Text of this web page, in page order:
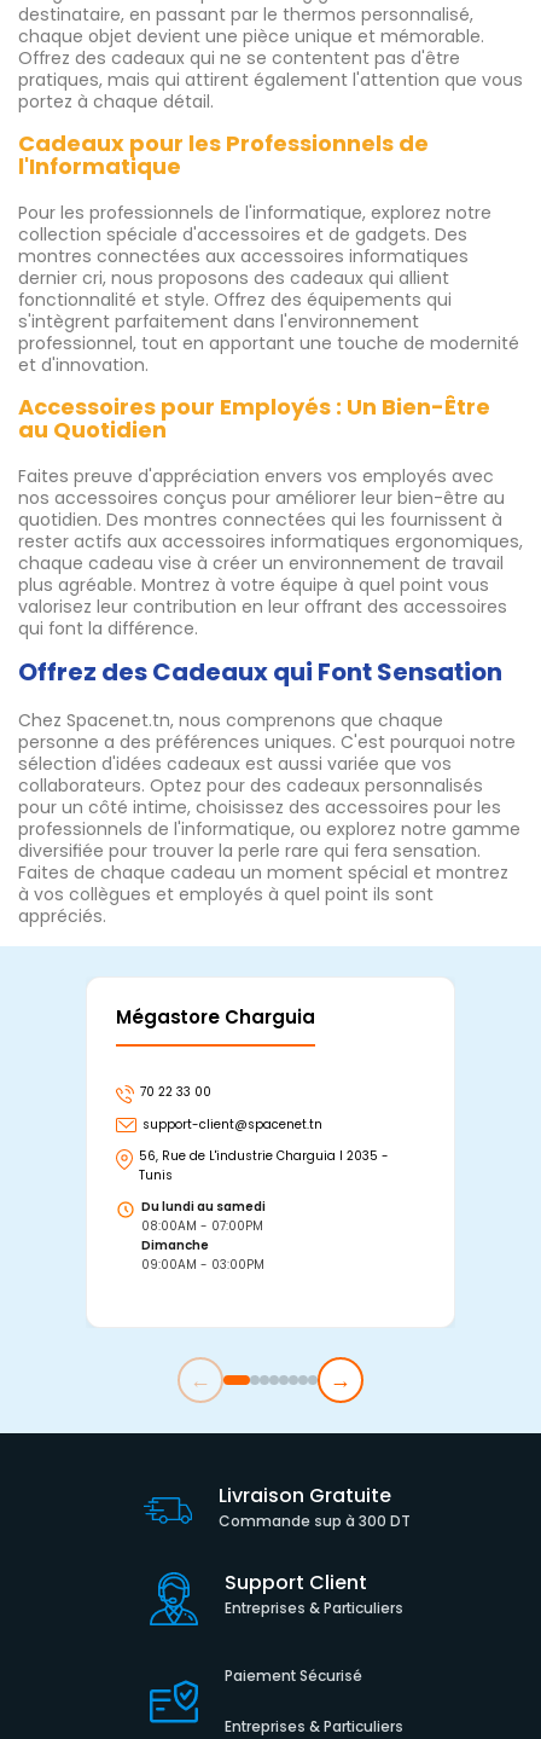
destinataire, en passant par le thermos personnalisé,
chaque objet devient une pièce unique et mémorable.
Offrez des cadeaux qui ne se contentent pas d'être
pratiques, mais qui attirent également l'attention que vous
portez à chaque détail.
Cadeaux pour les Professionnels de
l'Informatique
Pour les professionnels de l'informatique, explorez notre
collection spéciale d'accessoires et de gadgets. Des
montres connectées aux accessoires informatiques
dernier cri, nous proposons des cadeaux qui allient
fonctionnalité et style. Offrez des équipements qui
s'intègrent parfaitement dans l'environnement
professionnel, tout en apportant une touche de modernité
et d'innovation.
Accessoires pour Employés : Un Bien-Être
au Quotidien
Faites preuve d'appréciation envers vos employés avec
nos accessoires conçus pour améliorer leur bien-être au
quotidien. Des montres connectées qui les fournissent à
rester actifs aux accessoires informatiques ergonomiques,
chaque cadeau vise à créer un environnement de travail
plus agréable. Montrez à votre équipe à quel point vous
valorisez leur contribution en leur offrant des accessoires
qui font la différence.
Offrez des Cadeaux qui Font Sensation
Chez Spacenet.tn, nous comprenons que chaque
personne a des préférences uniques. C'est pourquoi notre
sélection d'idées cadeaux est aussi variée que vos
collaborateurs. Optez pour des cadeaux personnalisés
pour un côté intime, choisissez des accessoires pour les
professionnels de l'informatique, ou explorez notre gamme
diversifiée pour trouver la perle rare qui fera sensation.
Faites de chaque cadeau un moment spécial et montrez
à vos collègues et employés à quel point ils sont
appréciés.
Mégastore Charguia
70 22 33 00
support-client@spacenet.tn
56, Rue de L'industrie Charguia I 2035 -
Tunis
Du lundi au samedi
08:00AM - 07:00PM
Dimanche
09:00AM - 03:00PM
← →
Livraison Gratuite
Commande sup à 300 DT
Support Client
Entreprises & Particuliers
Paiement Sécurisé
Entreprises & Particuliers